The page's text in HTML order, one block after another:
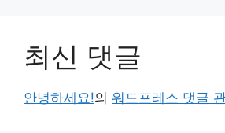
최신 댓글
안녕하세요!의 워드프레스 댓글